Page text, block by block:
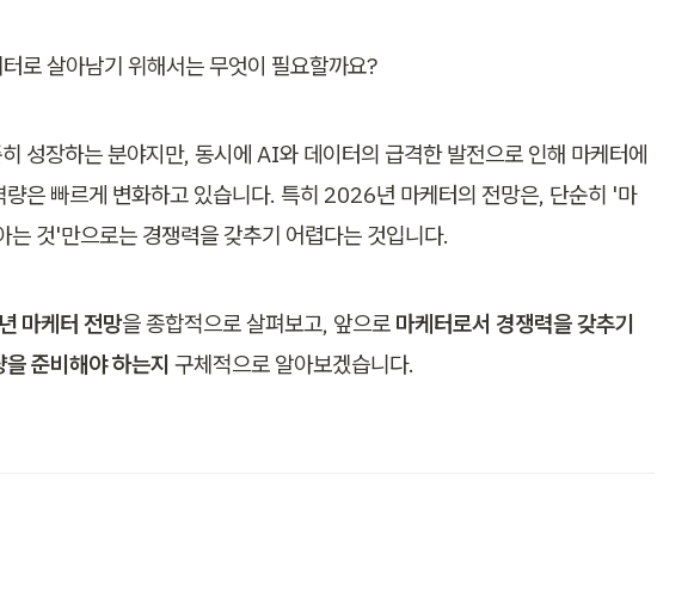
로 살아남기 위해서는 무엇이 필요할까요?
성장하는 분야지만, 동시에 AI와 데이터의 급격한 발전으로 인해 마케터에
량은 빠르게 변화하고 있습니다. 특히 2026년 마케터의 전망은, 단순히 '마
는 것'만으로는 경쟁력을 갖추기 어렵다는 것입니다.
마케터 전망을 종합적으로 살펴보고, 앞으로 마케터로서 경쟁력을 갖추기
준비해야 하는지 구체적으로 알아보겠습니다.